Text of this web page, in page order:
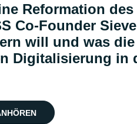
Reformation
Co-Founder
will und was
Digitalisierung in